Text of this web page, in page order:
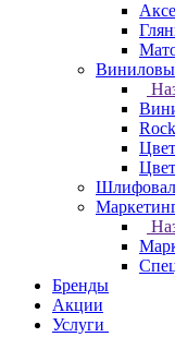
Бренды
Акции
Услуги